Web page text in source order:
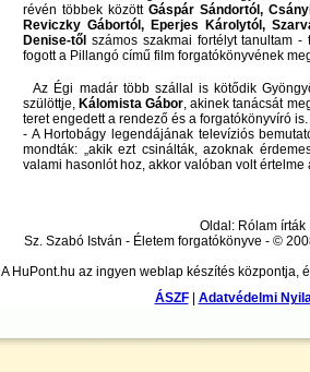
révén többek között Gáspár Sándortól,
Reviczky Gábortól, Eperjes Károlytól,
Denise-től számos szakmai fortélyt tanultam
fogott a Pillangó című film forgatókönyvének
Az Égi madár több szállal is kötődik
szülöttje,Kálomista Gábor , akinek tanácsát
teret engedett a rendező és a forgatókönyvíró is.
- A Hortobágy legendájának televíziós
mondták: „akik ezt csinálták, azoknak
valami hasonlót hoz, akkor valóban volt értelme
Oldal: Rólam írták
Sz. Szabó István - Életem forgatókönyve - ©
A HuPont.hu az ingyen weblap készítés központja,
ÁSZF| Adatvédelmi